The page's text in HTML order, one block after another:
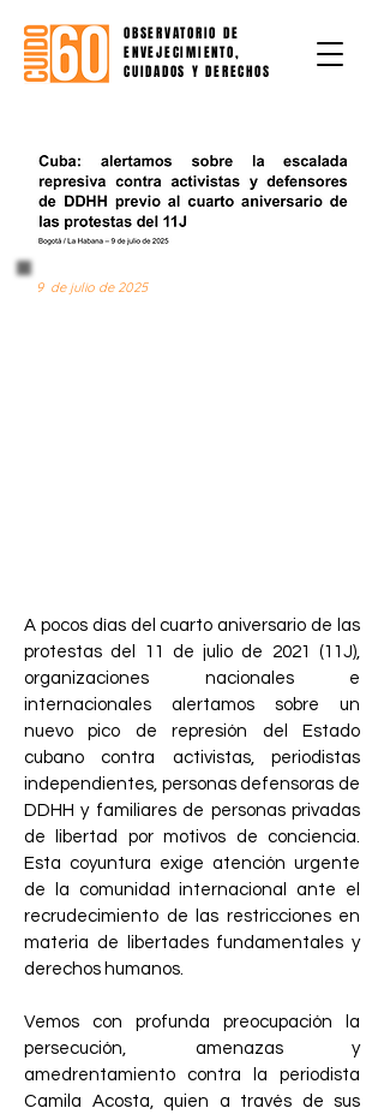
OBSERVATORIO DE
ENVEJECIMIENTO,
CUIDADOS Y DERECHOS
9 de julio de 2025
A pocos días del cuarto aniversario de las
protestas del 11 de julio de 2021 (11J),
organizaciones nacionales e
internacionales alertamos sobre un
nuevo pico de represión del Estado
cubano contra activistas, periodistas
independientes, personas defensoras de
DDHH y familiares de personas privadas
de libertad por motivos de conciencia.
Esta coyuntura exige atención urgente
de la comunidad internacional ante el
recrudecimiento de las restricciones en
materia de libertades fundamentales y
derechos humanos.
​Vemos con profunda preocupación la
persecución, amenazas y
amedrentamiento contra la periodista
Camila Acosta, quien a través de sus